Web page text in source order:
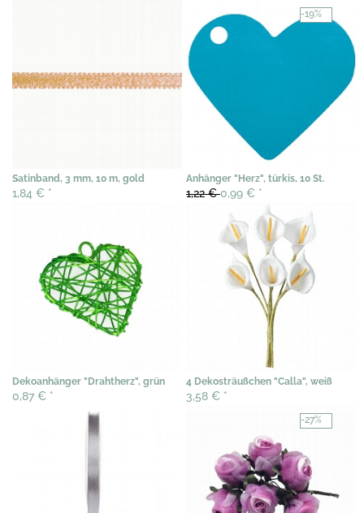
Satinband, 3 mm, 10 m, gold
1,84 € *
-19%
Anhänger "Herz", türkis, 10 St.
1,22 €0,99 € *
Dekoanhänger "Drahtherz", grün
0,87 € *
4 Dekosträußchen "Calla", weiß
3,58 € *
-27%